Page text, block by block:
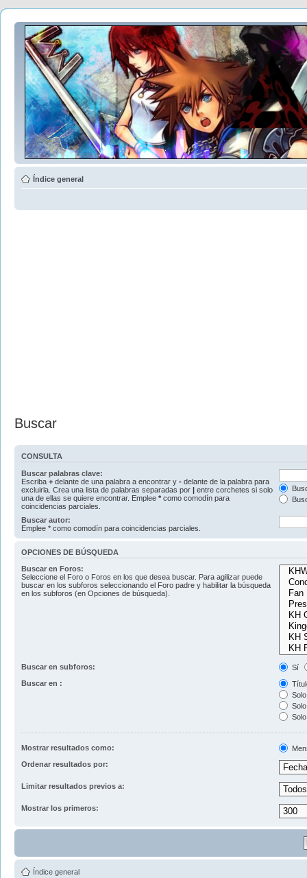
Índice general
Buscar
CONSULTA
Buscar palabras clave:
Escriba + delante de una palabra a encontrar y - delante de la palabra para
excluirla. Crea una lista de palabras separadas por | entre corchetes si solo
una de ellas se quiere encontrar. Emplee * como comodín para
coincidencias parciales.
Buscar autor:
Emplee * como comodín para coincidencias parciales.
OPCIONES DE BÚSQUEDA
Buscar en Foros:
Seleccione el Foro o Foros en los que desea buscar. Para agilizar puede
buscar en los subforos seleccionando el Foro padre y habilitar la búsqueda
en los subforos (en Opciones de búsqueda).
Buscar en subforos:
Sí
Buscar en :
Mostrar resultados como:
Ordenar resultados por:
Limitar resultados previos a:
Mostrar los primeros:
Índice general